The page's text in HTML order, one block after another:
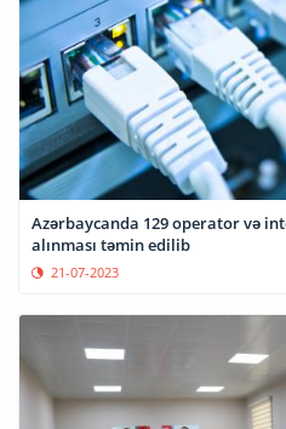
Azərbaycanda 129 operator və
alınması təmin edilib
21-07-2023